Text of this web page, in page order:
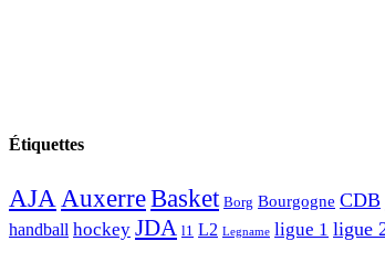
Étiquettes
AJAAuxerreBasket Borg Bourgogne CDB
handball hockey JDA l1 L2 Legname ligue 1 ligue